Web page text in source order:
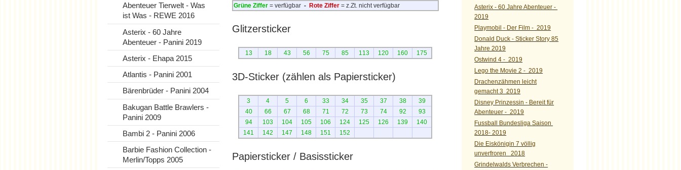
Abenteuer Tierwelt - Was
ist Was - REWE 2016
Asterix - 60 Jahre
Abenteuer - Panini 2019
Asterix - Ehapa 2015
Atlantis - Panini 2001
Bärenbrüder - Panini 2004
Bakugan Battle Brawlers -
Panini 2009
Bambi 2 - Panini 2006
Barbie Fashion Collection -
Merlin/Topps 2005
Grüne Ziffer = verfügbar- Rote Ziffer = z.Zt. nicht verfügbar
Glitzersticker
13 18 43 56 75 85 113 120 160 175
3D-Sticker (zählen als Papiersticker)
3 4 5 6 33 34 35 37 38
39
40
66 67 68 71 72 73 74 92
93
94
103 104 105 106 124 125 126 139
140
141
142 147 148 151 152
Papiersticker / Basissticker
Asterix - 60 Jahre Abenteuer -
2019
Playmobil - Der Film - 2019
Donald Duck - Sticker Story 85
Jahre 2019
Ostwind 4 - 2019
Lego the Movie 2 - 2019
Drachenzähmen leicht
gemacht 3 2019
Disney Prinzessin - Bereit für
Abenteuer - 2019
Fussball Bundesliga Saison
2018- 2019
Die Eiskönigin 7 völlig
unverfroren 2018
Grindelwalds Verbrechen -